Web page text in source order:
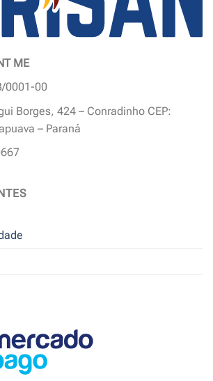
ME
0001-00
Borges, 424 – Conradinho CEP:
– Paraná